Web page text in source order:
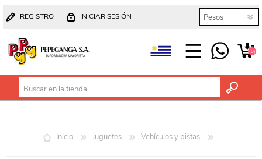
REGISTRO INICIAR SESIÓN
(0)
Inicio Juguetes Vehículos y pistas